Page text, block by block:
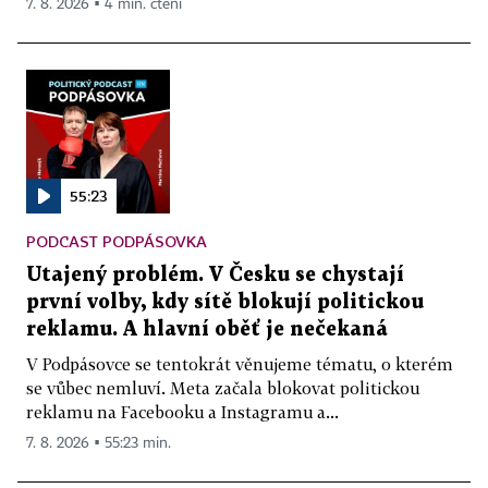
7. 8. 2026 ▪ 4 min. čtení
55:23
PODCAST PODPÁSOVKA
Utajený problém. V Česku se chystají
první volby, kdy sítě blokují politickou
reklamu. A hlavní oběť je nečekaná
V Podpásovce se tentokrát věnujeme tématu, o kterém
se vůbec nemluví. Meta začala blokovat politickou
reklamu na Facebooku a Instagramu a...
7. 8. 2026 ▪ 55:23 min.